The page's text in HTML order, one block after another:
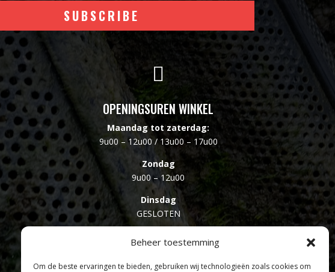
Beheer toestemming
Om de beste ervaringen te bieden, gebruiken wij technologieën zoals cookies om
SUBSCRIBE

OPENINGSUREN WINKEL
Maandag tot zaterdag:
9u00 – 12u00 / 13u00 – 17u00
Zondag
9u00 – 12u00
Dinsdag
GESLOTEN